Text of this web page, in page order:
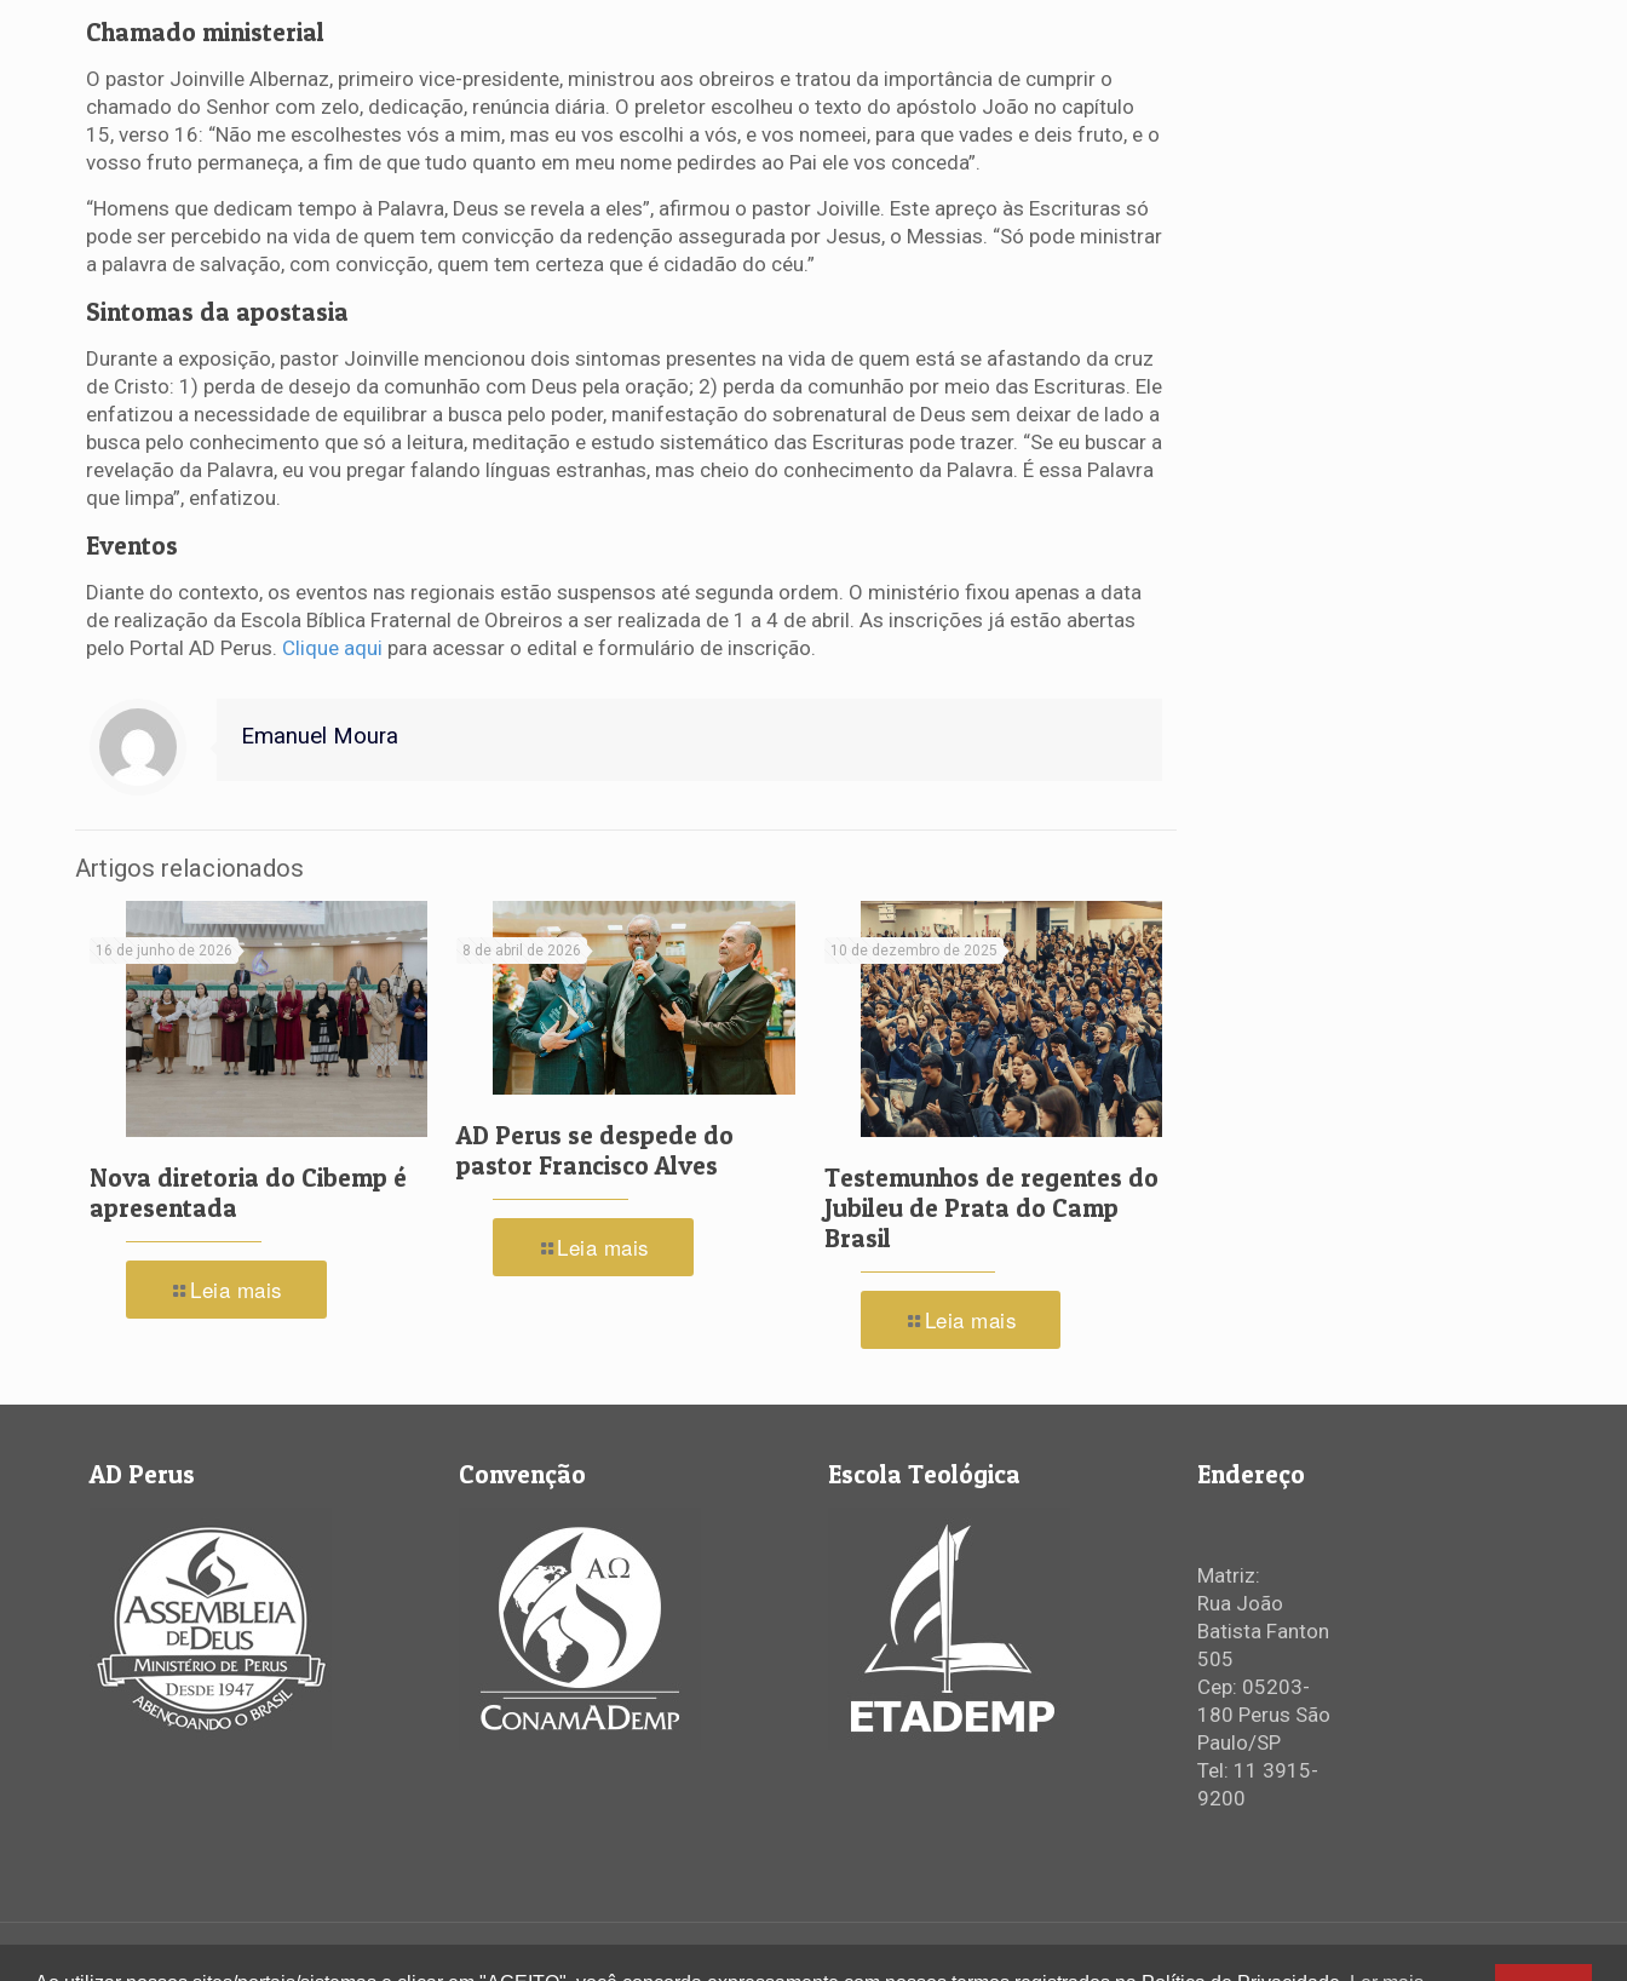
Chamado ministerial
O pastor Joinville Albernaz, primeiro vice-presidente, ministrou aos obreiros e tratou da importância de cumprir o
chamado do Senhor com zelo, dedicação, renúncia diária. O preletor escolheu o texto do apóstolo João no capítulo
15, verso 16: “Não me escolhestes vós a mim, mas eu vos escolhi a vós, e vos nomeei, para que vades e deis fruto, e o
vosso fruto permaneça, a fim de que tudo quanto em meu nome pedirdes ao Pai ele vos conceda”.
“Homens que dedicam tempo à Palavra, Deus se revela a eles”, afirmou o pastor Joiville. Este apreço às Escrituras só
pode ser percebido na vida de quem tem convicção da redenção assegurada por Jesus, o Messias. “Só pode ministrar
a palavra de salvação, com convicção, quem tem certeza que é cidadão do céu.”
Sintomas da apostasia
Durante a exposição, pastor Joinville mencionou dois sintomas presentes na vida de quem está se afastando da cruz
de Cristo: 1) perda de desejo da comunhão com Deus pela oração; 2) perda da comunhão por meio das Escrituras. Ele
enfatizou a necessidade de equilibrar a busca pelo poder, manifestação do sobrenatural de Deus sem deixar de lado a
busca pelo conhecimento que só a leitura, meditação e estudo sistemático das Escrituras pode trazer. “Se eu buscar a
revelação da Palavra, eu vou pregar falando línguas estranhas, mas cheio do conhecimento da Palavra. É essa Palavra
que limpa”, enfatizou.
Eventos
Diante do contexto, os eventos nas regionais estão suspensos até segunda ordem. O ministério fixou apenas a data
de realização da Escola Bíblica Fraternal de Obreiros a ser realizada de 1 a 4 de abril. As inscrições já estão abertas
pelo Portal AD Perus. Clique aqui para acessar o edital e formulário de inscrição.
Emanuel Moura
Artigos relacionados
16 de junho de 2026
Nova diretoria do Cibemp é
apresentada
Leia mais
8 de abril de 2026
AD Perus se despede do
pastor Francisco Alves
Leia mais
10 de dezembro de 2025
Testemunhos de regentes do
Jubileu de Prata do Camp
Brasil
Leia mais
AD Perus Convenção Escola Teológica Endereço
Matriz:
Rua João
Batista Fanton
505
Cep: 05203-
180 Perus São
Paulo/SP
Tel: 11 3915-
9200
2022 © Igreja Assembleia de Deus Ministério de Perus - Todos os direitos reservados